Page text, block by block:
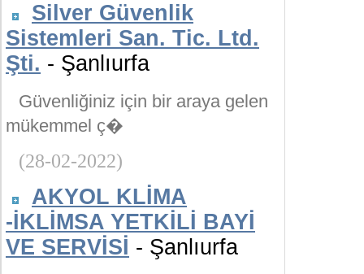
Silver Güvenlik
Sistemleri San. Tic. Ltd.
Şti. - Şanlıurfa
Güvenliğiniz için bir araya gelen
mükemmel ç�
(28-02-2022)
AKYOL KLİMA
-İKLİMSA YETKİLİ BAYİ
VE SERVİSİ - Şanlıurfa